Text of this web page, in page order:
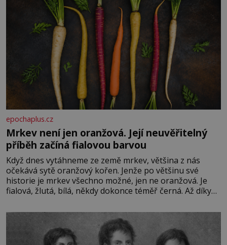
epochaplus.cz
Mrkev není jen oranžová. Její neuvěřitelný
příběh začíná fialovou barvou
Když dnes vytáhneme ze země mrkev, většina z nás
očekává sytě oranžový kořen. Jenže po většinu své
historie je mrkev všechno možné, jen ne oranžová. Je
fialová, žlutá, bílá, někdy dokonce téměř černá. Až díky
bez které si českou zahradu ani nedokážeme představit.